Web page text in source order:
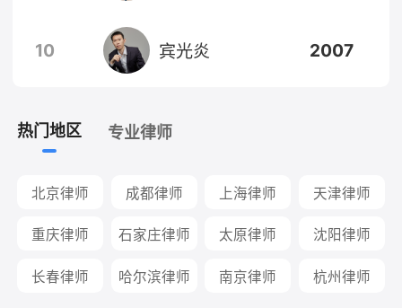
10 宾光炎 2007
热门地区 专业律师
北京律师 成都律师 上海律师 天津律师
重庆律师 石家庄律师 太原律师 沈阳律师
长春律师 哈尔滨律师 南京律师 杭州律师